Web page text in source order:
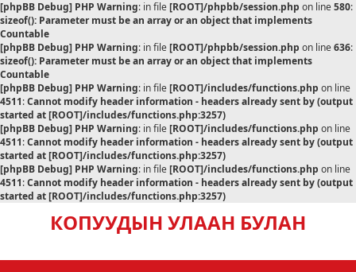
[phpBB Debug] PHP Warning: in file[ROOT]/phpbb/session.php on line580:
sizeof(): Parameter must be an array or an object that implements
Countable
[phpBB Debug] PHP Warning: in file[ROOT]/phpbb/session.php on line636:
sizeof(): Parameter must be an array or an object that implements
Countable
[phpBB Debug] PHP Warning: in file[ROOT]/includes/functions.php on line
4511:Cannot modify header information - headers already sent by (output
started at [ROOT]/includes/functions.php:3257)
[phpBB Debug] PHP Warning: in file[ROOT]/includes/functions.php on line
4511:Cannot modify header information - headers already sent by (output
started at [ROOT]/includes/functions.php:3257)
[phpBB Debug] PHP Warning: in file[ROOT]/includes/functions.php on line
4511:Cannot modify header information - headers already sent by (output
started at [ROOT]/includes/functions.php:3257)
КОПУУДЫН УЛААН БУЛАН